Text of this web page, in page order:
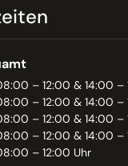
– 12:00 & 14:00 –
– 12:00 & 14:00 –
– 12:00 & 14:00 –
– 12:00 & 14:00 –
– 12:00 Uhr